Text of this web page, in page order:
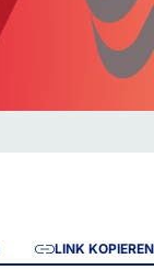
LINK KOPIEREN